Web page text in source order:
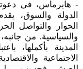
- هابرماس، في
الدولة والسوق،
الحوار والتواصل
والسياسية. من
المدينة بأكملها،
الاجتماعية